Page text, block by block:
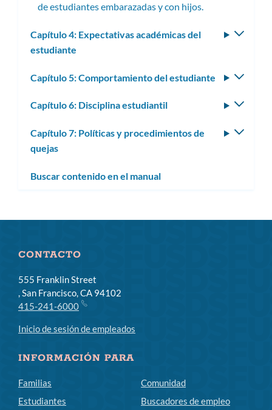
de estudiantes embarazadas y con hijos.
Capítulo 4: Expectativas académicas del
estudiante
Capítulo 5: Comportamiento del estudiante
Capítulo 6: Disciplina estudiantil
Capítulo 7: Políticas y procedimientos de
quejas
Buscar contenido en el manual
CONTACTO
555 Franklin Street
, San Francisco, CA 94102
415-241-6000
Inicio de sesión de empleados
INFORMACIÓN PARA
Familias
Estudiantes
Comunidad
Buscadores de empleo